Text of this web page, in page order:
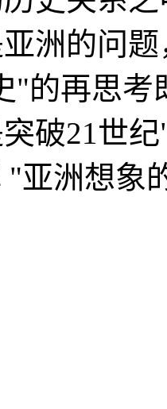
洲的问
"的再思考
破21世
"亚洲想象